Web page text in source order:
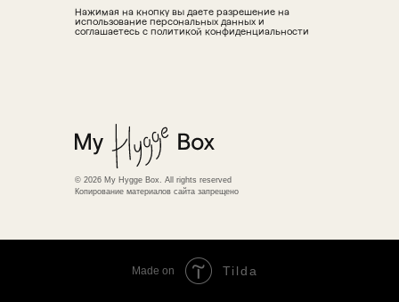
© 2026 My Hygge Box. All rights reserved
Копирование материалов сайта запрещено
Нажимая на кнопку вы даете разрешение на
использование персональных данных и
соглашаетесь с политикой конфиденциальности
Made on Tilda